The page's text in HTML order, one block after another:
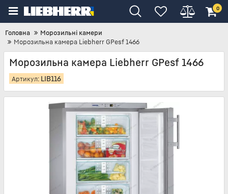
0
Головна
Морозильні камери
Морозильна камера Liebherr GPesf 1466
Морозильна камера Liebherr GPesf 1466
Артикул: LIB116